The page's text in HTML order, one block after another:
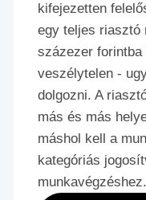
kifejezetten
egy teljes riasztó
százezer
veszélytelen -
dolgozni. A
más és más
máshol kell a
kategóriás
munkavégzéshez.